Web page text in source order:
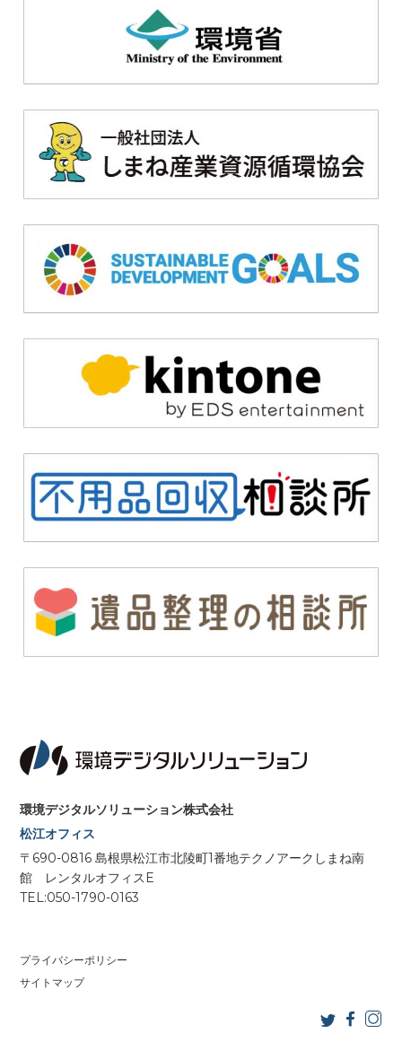
環境デジタルソリューション株式会社
松江オフィス
〒690-0816 島根県松江市北陵町1番地テクノアークしまね南
館 レンタルオフィスE
TEL:050-1790-0163
プライバシーポリシー
サイトマップ